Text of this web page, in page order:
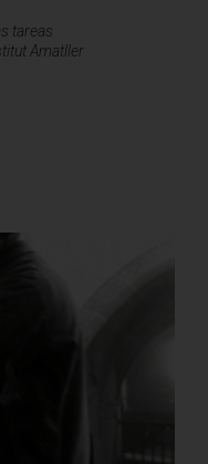
tareas
Amatller